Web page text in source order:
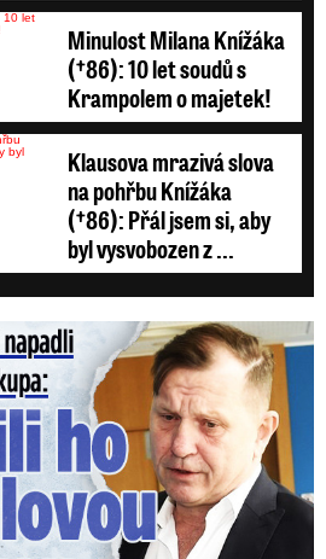
Minulost Milana Knížáka
(†86): 10 let soudů s
Krampolem o majetek!
Klausova mrazivá slova
na pohřbu Knížáka
(†86): Přál jsem si, aby
byl vysvobozen z ...
Soukupa: Krvavá nakládačka